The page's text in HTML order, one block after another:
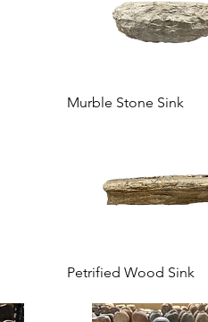
Aperçu rapide
Murble Stone Sink
Aperçu rapide
Petrified Wood Sink